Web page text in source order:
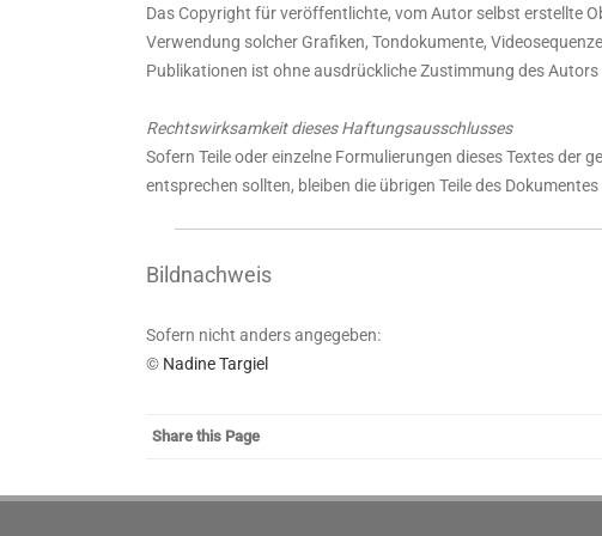
Das Copyright für veröffentlichte, vom Autor selbst erstellte
Verwendung solcher Grafiken, Tondokumente,
Publikationen ist ohne ausdrückliche Zustimmung des
Rechtswirksamkeit dieses Haftungsausschlusses
Sofern Teile oder einzelne Formulierungen dieses Textes
entsprechen sollten, bleiben die übrigen Teile des
Bildnachweis
Sofern nicht anders angegeben:
© Nadine Targiel
Share this Page